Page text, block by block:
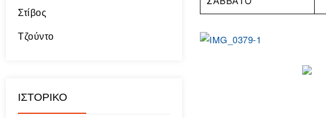
Στίβος
Τζούντο
ΙΣΤΟΡΙΚΌ